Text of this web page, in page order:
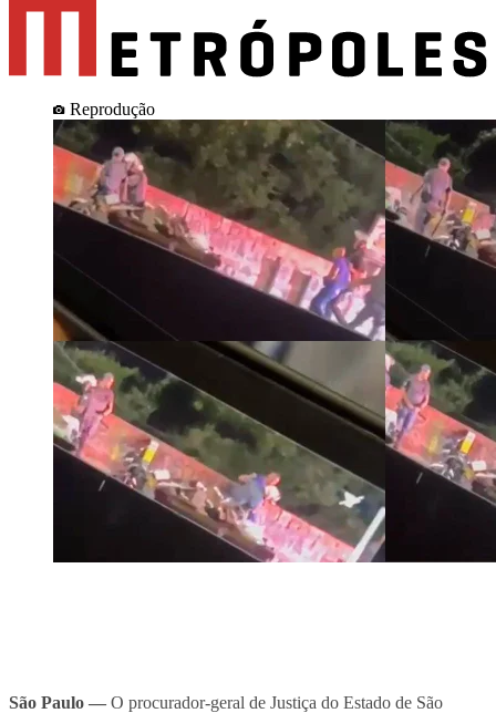
Reprodução
São Paulo — O procurador-geral de Justiça do Estado de São